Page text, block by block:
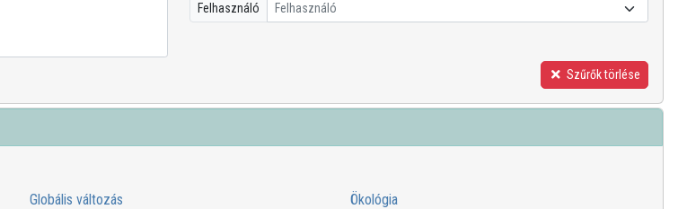
Felhasználó Felhasználó
Szűrők törlése
Globális változás
Ökológia